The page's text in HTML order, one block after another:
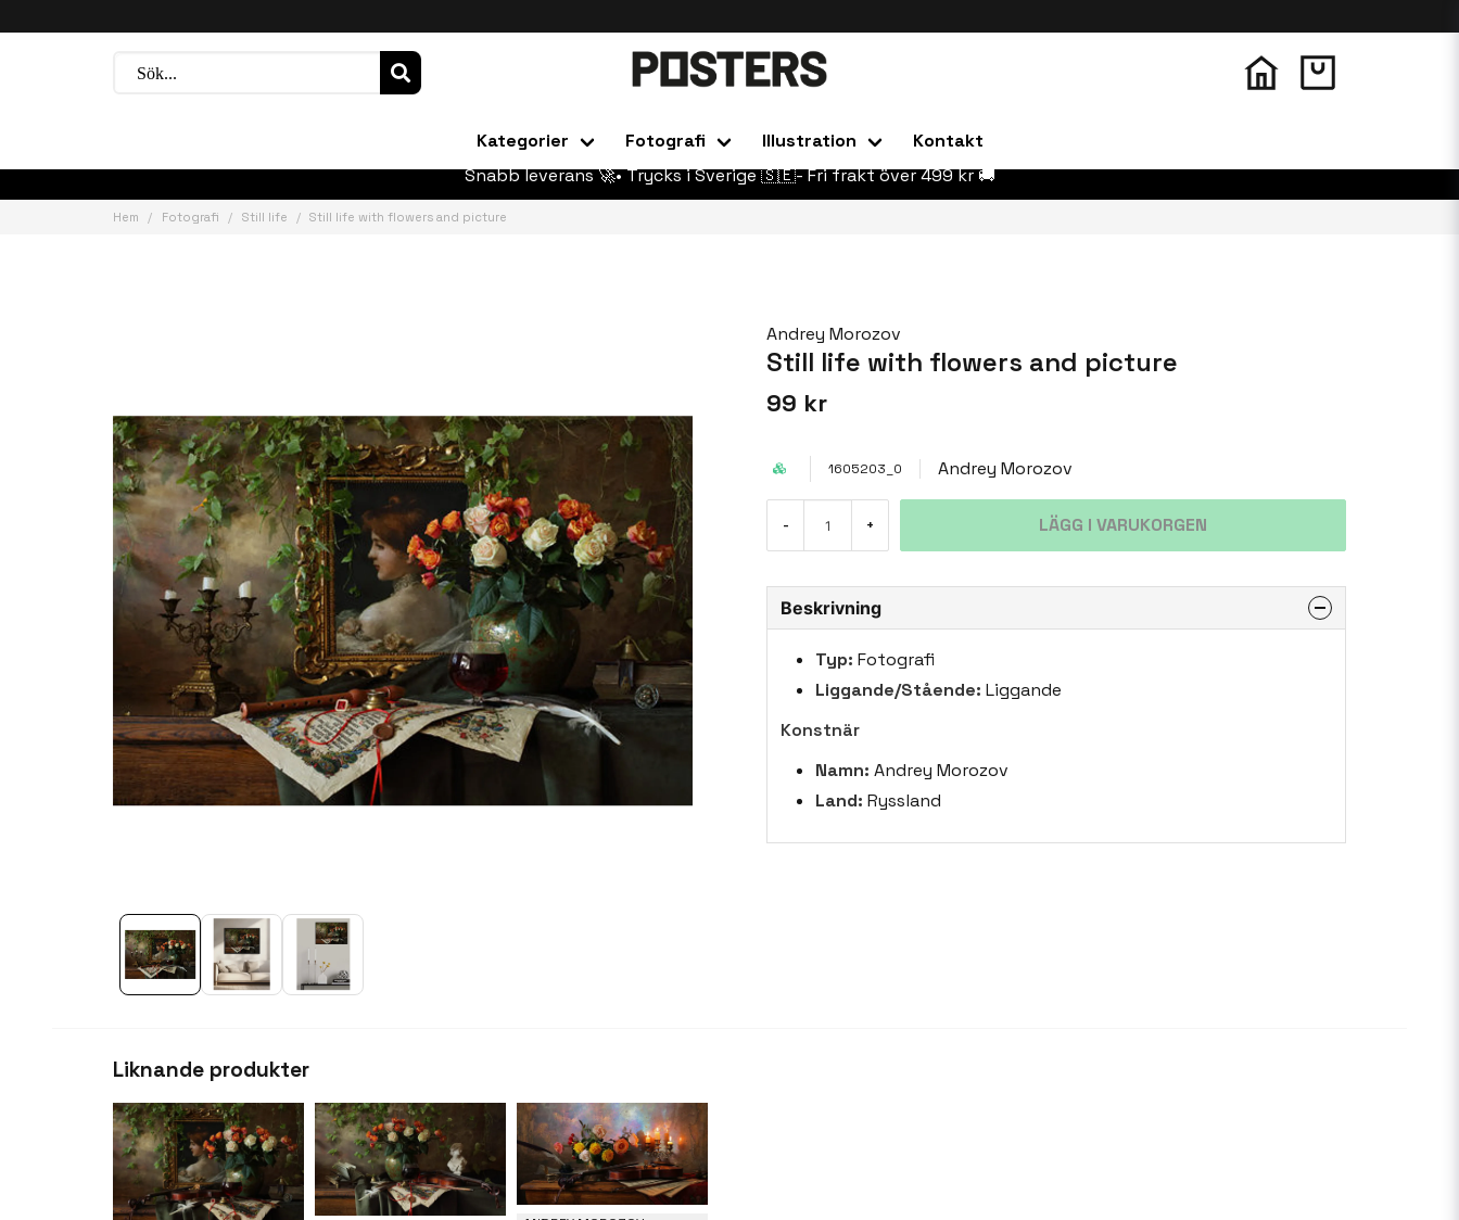
Kategorier Fotografi Illustration
Kontakt
Snabb leverans 🚀• Trycks i Sverige 🇸🇪- Fri frakt över 499 kr 🚚
Hem Fotografi Still life Still life with flowers and picture
Andrey Morozov
Still life with flowers and picture
99 kr
1605203_0 Andrey Morozov
- + LÄGG I VARUKORGEN
Beskrivning
Typ: Fotografi
Liggande/Stående: Liggande
Konstnär
Namn: Andrey Morozov
Land: Ryssland
Liknande produkter